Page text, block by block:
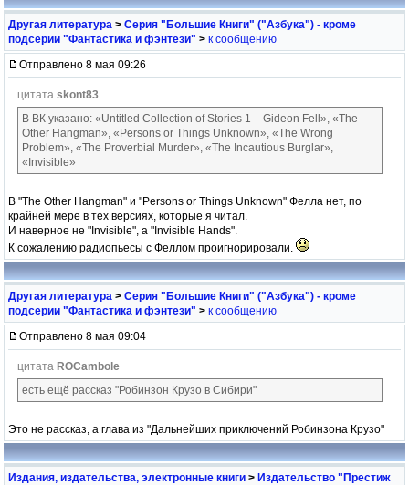
Другая литература > Серия "Большие Книги" ("Азбука") - кроме
подсерии "Фантастика и фэнтези" > к сообщению
Отправлено 8 мая 09:26
цитата skont83
В ВК указано: «Untitled Collection of Stories 1 – Gideon Fell», «The
Other Hangman», «Persons or Things Unknown», «The Wrong
Problem», «The Proverbial Murder», «The Incautious Burglar»,
«Invisible»
В "The Other Hangman" и "Persons or Things Unknown" Фелла нет, по
крайней мере в тех версиях, которые я читал.
И наверное не "Invisible", а "Invisible Hands".
К сожалению радиопьесы с Феллом проигнорировали.
Другая литература > Серия "Большие Книги" ("Азбука") - кроме
подсерии "Фантастика и фэнтези" > к сообщению
Отправлено 8 мая 09:04
цитата ROCambole
есть ещё рассказ "Робинзон Крузо в Сибири"
Это не рассказ, а глава из "Дальнейших приключений Робинзона Крузо"
Издания, издательства, электронные книги > Издательство "Престиж